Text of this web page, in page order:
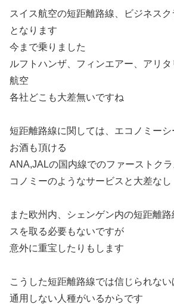
スイス航空の短距離路線、ビジネス
となります
今まで乗りました
ルフトハンザ、フィンエアー、アリ
航空
各社どこも大差無いですね
短距離路線に関しては、エコノミーシ
お酒も頂ける
ANA,JALの国内線でのファーストク
コノミーのようなサービスと大差なし
また欧州内、シェンゲン内の短距離
スを取る必要もないですが
意外に重宝したりもします
こうした短距離路線では信じられな
通用しない人種がいるからです